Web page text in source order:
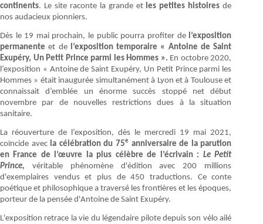
continents. Le site raconte la grande etles petites histoires de
nos audacieux pionniers.
Dès le 19 mai prochain, le public pourra profiter de l’exposition
permanente et del’exposition temporaire « Antoine de Saint
Exupéry, Un Petit Prince parmi les Hommes ». En octobre 2020,
l’exposition « Antoine de Saint Exupéry, Un Petit Prince parmi les
Hommes » était inaugurée simultanément à Lyon et à Toulouse et
connaissait d’emblée un énorme succès stoppé net début
novembre par de nouvelles restrictions dues à la situation
sanitaire.
La réouverture de l’exposition, dès le mercredi 19 mai 2021,
coïncide avec la célébration du 75eanniversaire de la parution
en France de l’œuvre la plus célèbre de l’écrivain : Le Petit
Prince, véritable phénomène d'édition avec 200 millions
d'exemplaires vendus et plus de 450 traductions. Ce conte
poétique et philosophique a traversé les frontières et les époques,
porteur de la pensée d'Antoine de Saint Exupéry.
L'exposition retrace la vie du légendaire pilote depuis son vélo ailé